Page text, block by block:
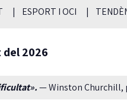
ESPORT I OCI
2026
— Winston Churchill,